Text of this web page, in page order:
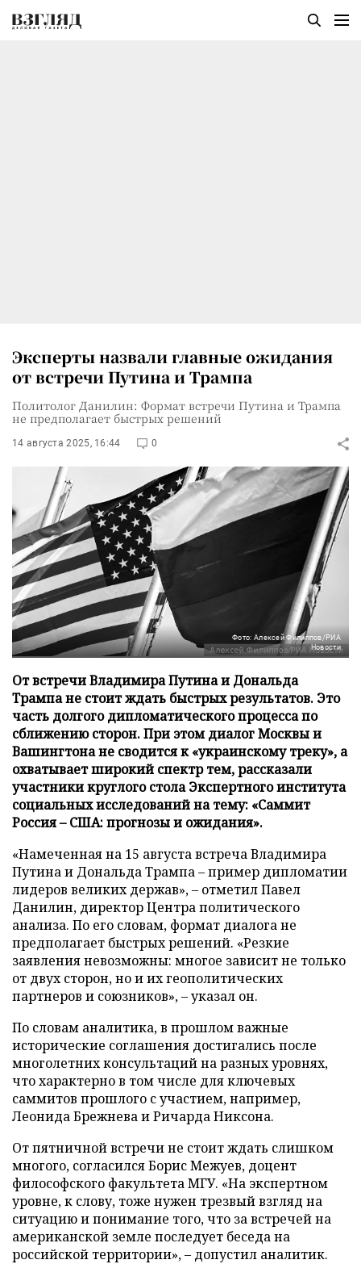
Эксперты назвали главные ожидания
от встречи Путина и Трампа
Политолог Данилин: Формат встречи Путина и Трампа
не предполагает быстрых решений
14 августа 2025, 16:44 0
Фото: Алексей Филиппов/РИА
Новости
От встречи Владимира Путина и Дональда
Трампа не стоит ждать быстрых результатов. Это
часть долгого дипломатического процесса по
сближению сторон. При этом диалог Москвы и
Вашингтона не сводится к «украинскому треку», а
охватывает широкий спектр тем, рассказали
участники круглого стола Экспертного института
социальных исследований на тему: «Саммит
Россия – США: прогнозы и ожидания».
«Намеченная на 15 августа встреча Владимира
Путина и Дональда Трампа – пример дипломатии
лидеров великих держав», – отметил Павел
Данилин, директор Центра политического
анализа. По его словам, формат диалога не
предполагает быстрых решений. «Резкие
заявления невозможны: многое зависит не только
от двух сторон, но и их геополитических
партнеров и союзников», – указал он.
По словам аналитика, в прошлом важные
исторические соглашения достигались после
многолетних консультаций на разных уровнях,
что характерно в том числе для ключевых
саммитов прошлого с участием, например,
Леонида Брежнева и Ричарда Никсона.
От пятничной встречи не стоит ждать слишком
многого, согласился Борис Межуев, доцент
философского факультета МГУ. «На экспертном
уровне, к слову, тоже нужен трезвый взгляд на
ситуацию и понимание того, что за встречей на
американской земле последует беседа на
российской территории», – допустил аналитик.